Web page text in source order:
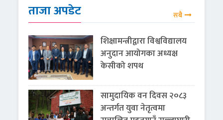
ताजा अपडेट सबै
शिक्षामन्त्रीद्वारा विश्वविद्यालय
अनुदान आयोगका अध्यक्ष
केसीको शपथ
सामुदायिक वन दिवस २०८३
अन्तर्गत युवा नेतृत्वमा